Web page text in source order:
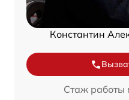
Константин
Стаж работы